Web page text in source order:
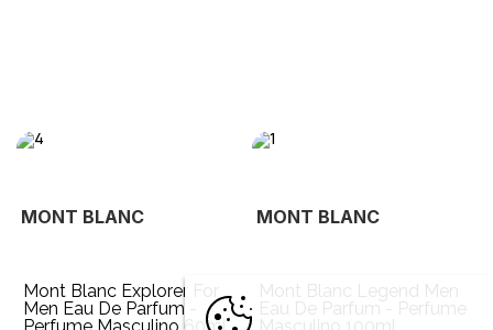
MONT BLANC
Mont Blanc Explorer For
Men Eau De Parfum -
Perfume Masculino 60ml
MONT BLANC
Mont Blanc Legend Men
Eau De Parfum - Perfume
Masculino 100ml